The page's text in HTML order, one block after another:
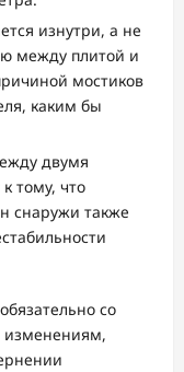
изнутри, а не
между плитой и
мостиков
каким бы
двумя
тому, что
снаружи также
со
изменениям,